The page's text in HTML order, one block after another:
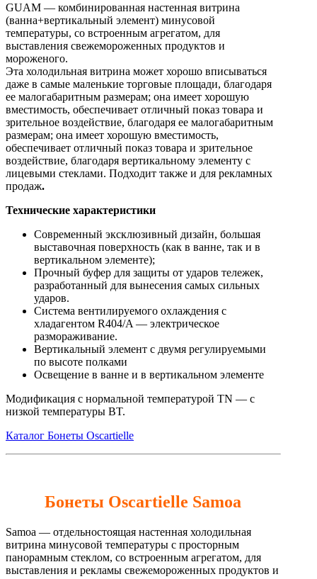
GUAM — комбинированная настенная витрина
(ванна+вертикальный элемент) минусовой
температуры, со встроенным агрегатом, для
выставления свежемороженных продуктов и
мороженого.
Эта холодильная витрина может хорошо вписываться
даже в самые маленькие торговые площади, благодаря
ее малогабаритным размерам; она имеет хорошую
вместимость, обеспечивает отличный показ товара и
зрительное воздействие, благодаря ее малогабаритным
размерам; она имеет хорошую вместимость,
обеспечивает отличный показ товара и зрительное
воздействие, благодаря вертикальному элементу с
лицевыми стеклами. Подходит также и для рекламных
продаж.
Технические характеристики
Современный эксклюзивный дизайн, большая
выставочная поверхность (как в ванне, так и в
вертикальном элементе);
Прочный буфер для защиты от ударов тележек,
разработанный для вынесения самых сильных
ударов.
Система вентилируемого охлаждения с
хладагентом R404/A — электрическое
размораживание.
Вертикальный элемент с двумя регулируемыми
по высоте полками
Освещение в ванне и в вертикальном элементе
Модификация с нормальной температурой TN — с
низкой температуры BT.
Каталог Бонеты Oscartielle
Бонеты Oscartielle Samoa
Samoa — отдельностоящая настенная холодильная
витрина минусовой температуры с просторным
панорамным стеклом, со встроенным агрегатом, для
выставления и рекламы свежемороженных продуктов и